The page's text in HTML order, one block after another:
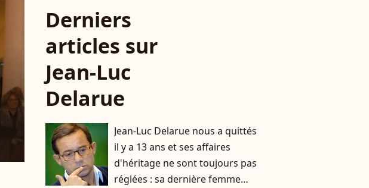
Derniers
articles sur
Jean-Luc
Delarue
Jean-Luc Delarue nous a quittés
il y a 13 ans et ses affaires
d'héritage ne sont toujours pas
réglées : sa dernière femme